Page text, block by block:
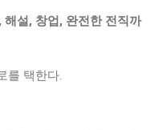
설, 창업, 완전한 전직까
를 택한다.